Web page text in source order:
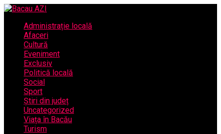
Administrație locală
Afaceri
Cultură
Eveniment
Exclusiv
Politică locală
Social
Sport
Știri din județ
Uncategorized
Viața în Bacău
Turism